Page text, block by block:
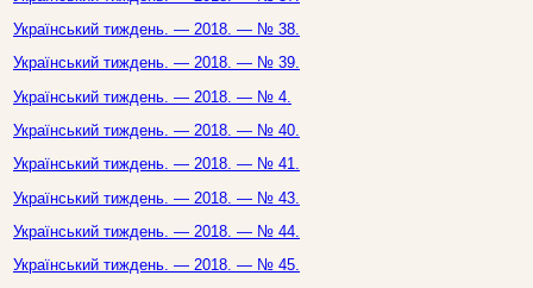
Український тиждень. — 2018. — № 38.
Український тиждень. — 2018. — № 39.
Український тиждень. — 2018. — № 4.
Український тиждень. — 2018. — № 40.
Український тиждень. — 2018. — № 41.
Український тиждень. — 2018. — № 43.
Український тиждень. — 2018. — № 44.
Український тиждень. — 2018. — № 45.